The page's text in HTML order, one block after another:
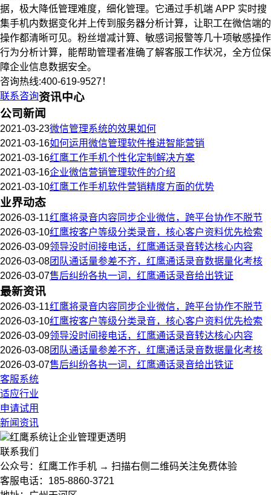
据，极大降低管理难度，细化管理。它通过手机端 APP 实时搜
集手机内数据变化并上传到服务器分析计算，让职工在微信端的
操作都清晰可见。粉丝增减计算、敏感词报警等几十项敏感操作
行为分析计算，能帮助管理者准确了解客服工作状况，全方位保
障企业信息数据安全。
咨询热线:400-619-9527！
联系咨询资讯中心
公司新闻
2021-03-23微信管理系统的效果如何
2021-03-16如何运用微信管理软件推进智能营销
2021-03-16红鹰工作手机个性化定制解决方案
2021-03-16企业微信营销管理软件的介绍
2021-03-10红鹰工作手机软件营销精度方面的优势
业界动态
2026-03-11红鹰将录音内容同步企业微信，跨平台协作不脱节
2026-03-10红鹰按客户等级分类录音，核心客户资料优先检索
2026-03-09领导没时间接电话，红鹰通话录音转达核心内容
2026-03-08团队通话量参差不齐，红鹰通话录音数据量化考核
2026-03-07售后纠纷各执一词，红鹰通话录音给出铁证
最新资讯
2026-03-11红鹰将录音内容同步企业微信，跨平台协作不脱节
2026-03-10红鹰按客户等级分类录音，核心客户资料优先检索
2026-03-09领导没时间接电话，红鹰通话录音转达核心内容
2026-03-08团队通话量参差不齐，红鹰通话录音数据量化考核
2026-03-07售后纠纷各执一词，红鹰通话录音给出铁证
客服系统
适应行业
申请试用
新闻资讯
红鹰系统让企业管理更透明
联系我们
公众号：红鹰工作手机 → 扫描右侧二维码关注免费体验
客服电话：185-8860-3721